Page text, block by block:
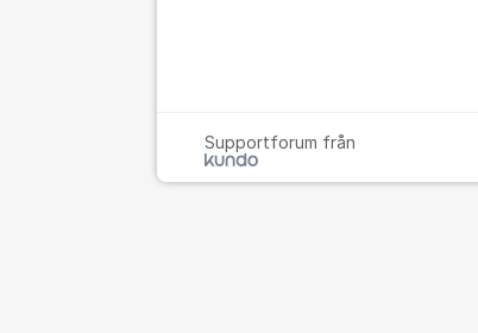
Supportforum från